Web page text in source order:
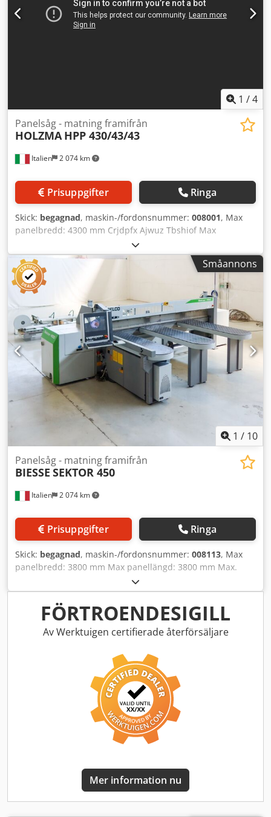
motoreffekt motspindel:5 500 W, CMS Scarpari Aut
kubklippmaskin för pallproduktion. Cedpfx Ahjyr Hyyeierf
Fortfarande tillgänglig för visning i drift. Max kubstorlek:
1 /4
Italien 2 074 km
Panelsåg - matning framifrån
HOLZMA HPP 430/43/43
Prisuppgifter Ringa
Skick: begagnad, maskin-/fordonsnummer: 008001, Max
panelbredd: 4300 mm Crjdpfx Ajwuz Tbshiof Max
panellängd: 4300 mm Max utstick på huvudsågblad: 125
mm Antal spännhylsor: 8
Småannons
1 / 10
Italien 2 074 km
Panelsåg - matning framifrån
BIESSE SEKTOR 450
Prisuppgifter Ringa
Skick: begagnad, maskin-/fordonsnummer: 008113, Max
panelbredd: 3800 mm Max panellängd: 3800 mm Max.
utstick huvudsågblad: 75 mm Credpfow Iddhox Ahijf Antal
spännhylsor: 8
FÖRTROENDESIGILL
Av Werktuigen certifierade återförsäljare
Mer information nu